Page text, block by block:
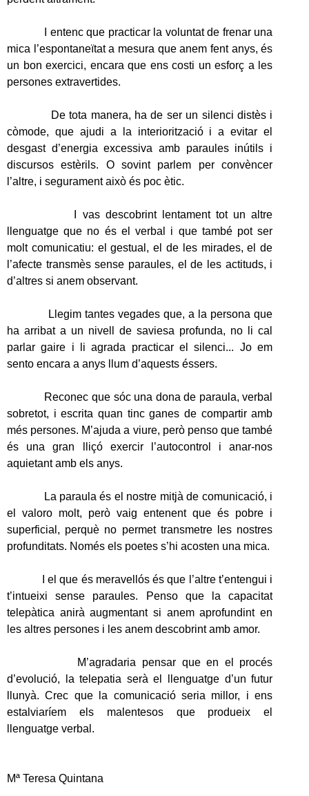
I entenc que practicar la voluntat de frenar una
mica l’espontaneïtat a mesura que anem fent anys, és
un bon exercici, encara que ens costi un esforç a les
persones extravertides.
De tota manera, ha de ser un silenci distès i
còmode, que ajudi a la interiorització i a evitar el
desgast d’energia excessiva amb paraules inútils i
discursos estèrils. O sovint parlem per convèncer
l’altre, i segurament això és poc ètic.
I vas descobrint lentament tot un altre
llenguatge que no és el verbal i que també pot ser
molt comunicatiu: el gestual, el de les mirades, el de
l’afecte transmès sense paraules, el de les actituds, i
d’altres si anem observant.
Llegim tantes vegades que, a la persona que
ha arribat a un nivell de saviesa profunda, no li cal
parlar gaire i li agrada practicar el silenci... Jo em
sento encara a anys llum d’aquests éssers.
Reconec que sóc una dona de paraula, verbal
sobretot, i escrita quan tinc ganes de compartir amb
més persones. M’ajuda a viure, però penso que també
és una gran lliçó exercir l’autocontrol i anar-nos
aquietant amb els anys.
La paraula és el nostre mitjà de comunicació, i
el valoro molt, però vaig entenent que és pobre i
superficial, perquè no permet transmetre les nostres
profunditats. Només els poetes s’hi acosten una mica.
I el que és meravellós és que l’altre t’entengui i
t’intueixi sense paraules. Penso que la capacitat
telepàtica anirà augmentant si anem aprofundint en
les altres persones i les anem descobrint amb amor.
M’agradaria pensar que en el procés
d’evolució, la telepatia serà el llenguatge d’un futur
llunyà. Crec que la comunicació seria millor, i ens
estalviaríem els malentesos que produeix el
llenguatge verbal.
Mª Teresa Quintana